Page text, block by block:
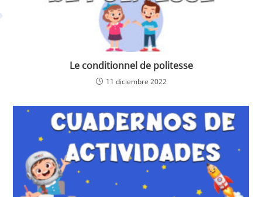
Le conditionnel de politesse
11 diciembre 2022